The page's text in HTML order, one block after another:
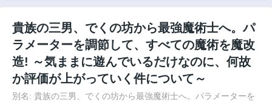
貴族の三男、でくの坊から最強魔術士へ。パ
ラメーターを調節して、すべての魔術を魔改
造! ～気ままに遊んでいるだけなのに、何故
か評価が上がっていく件について～
別名: 貴族の三男、でくの坊から最強魔術士へ。パラメーターを